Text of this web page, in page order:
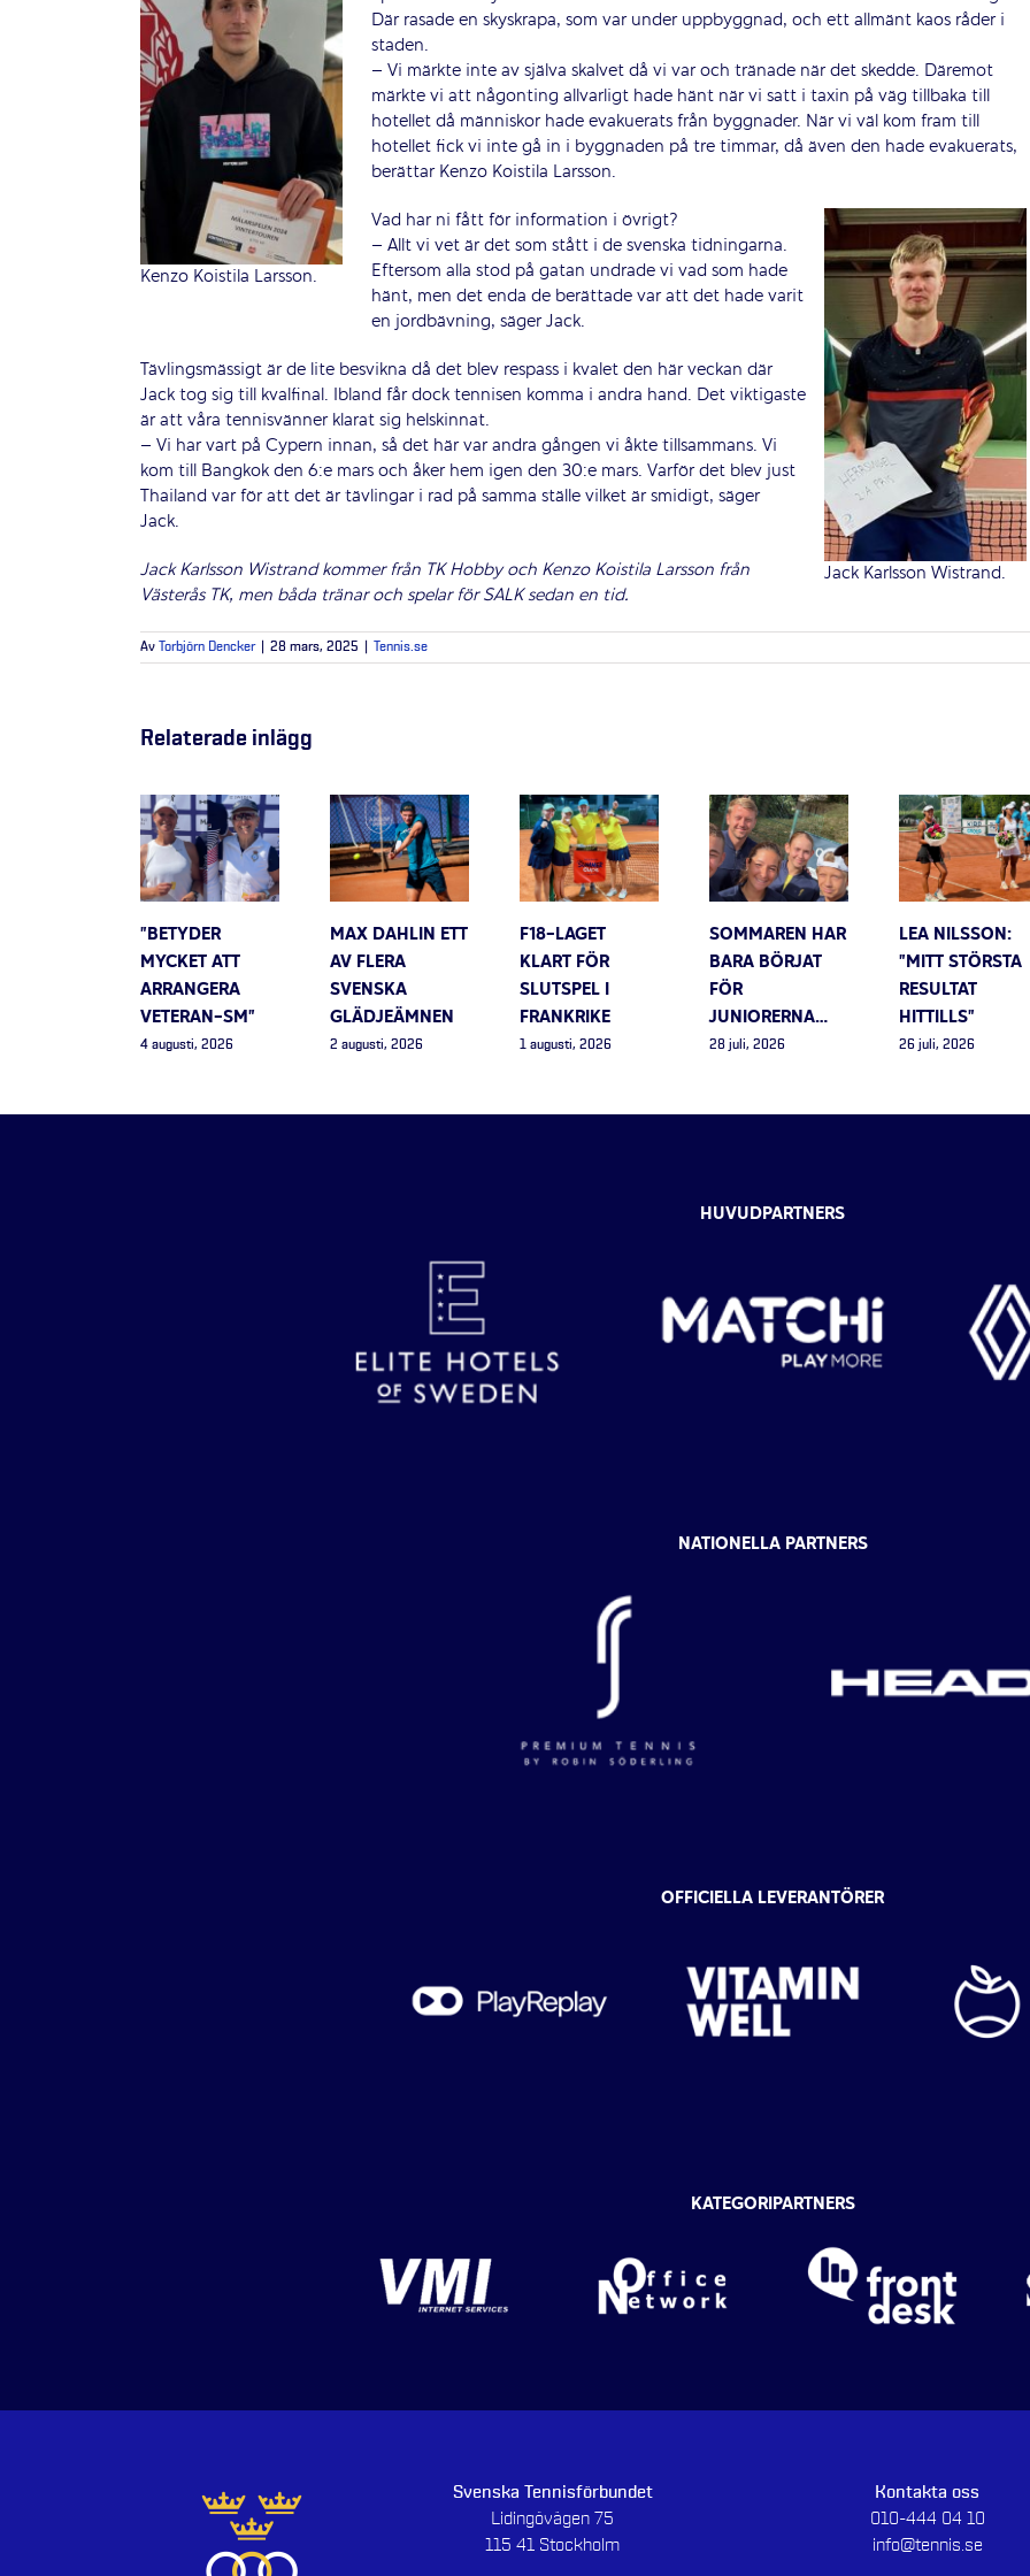
Kenzo Koistila Larsson.
Där rasade en skyskrapa, som var under uppbyggnad, och ett allmänt kaos råder i
staden.
– Vi märkte inte av själva skalvet då vi var och tränade när det skedde. Däremot
märkte vi att någonting allvarligt hade hänt när vi satt i taxin på väg tillbaka till
hotellet då människor hade evakuerats från byggnader. När vi väl kom fram till
hotellet fick vi inte gå in i byggnaden på tre timmar, då även den hade evakuerats,
berättar Kenzo Koistila Larsson.
Jack Karlsson Wistrand.
Vad har ni fått för information i övrigt?
– Allt vi vet är det som stått i de svenska tidningarna.
Eftersom alla stod på gatan undrade vi vad som hade
hänt, men det enda de berättade var att det hade varit
en jordbävning, säger Jack.
Tävlingsmässigt är de lite besvikna då det blev respass i kvalet den här veckan där
Jack tog sig till kvalfinal. Ibland får dock tennisen komma i andra hand. Det viktigaste
är att våra tennisvänner klarat sig helskinnat.
– Vi har vart på Cypern innan, så det här var andra gången vi åkte tillsammans. Vi
kom till Bangkok den 6:e mars och åker hem igen den 30:e mars. Varför det blev just
Thailand var för att det är tävlingar i rad på samma ställe vilket är smidigt, säger
Jack.
Jack Karlsson Wistrand kommer från TK Hobby och Kenzo Koistila Larsson från
Västerås TK, men båda tränar och spelar för SALK sedan en tid.
Av Torbjörn Dencker 28 mars, 2025 Tennis.se
Relaterade inlägg
”BETYDER
MYCKET ATT
ARRANGERA
VETERAN-SM”
4 augusti, 2026
MAX DAHLIN ETT
AV FLERA
SVENSKA
GLÄDJEÄMNEN
2 augusti, 2026
F18-LAGET
KLART FÖR
SLUTSPEL I
FRANKRIKE
1 augusti, 2026
SOMMAREN HAR
BARA BÖRJAT
FÖR
JUNIORERNA…
28 juli, 2026
LEA NILSSON:
”MITT STÖRSTA
RESULTAT
HITTILLS”
26 juli, 2026
HUVUDPARTNERS
NATIONELLA PARTNERS
OFFICIELLA LEVERANTÖRER
KATEGORIPARTNERS
Svenska Tennisförbundet
Lidingövägen 75
115 41 Stockholm
Kontakta oss
010-444 04 10
info@tennis.se